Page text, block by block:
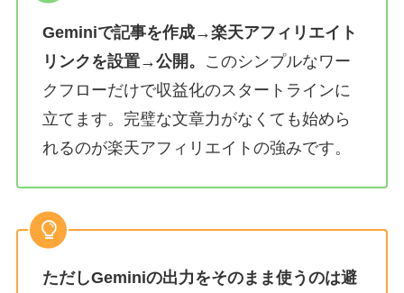
Geminiで記事を作成→楽天アフィリエイト
リンクを設置→公開。
このシンプルなワー
クフローだけで収益化のスタートラインに
立てます。完璧な文章力がなくても始めら
れるのが楽天アフィリエイトの強みです。
ただしGeminiの出力をそのまま使うのは避